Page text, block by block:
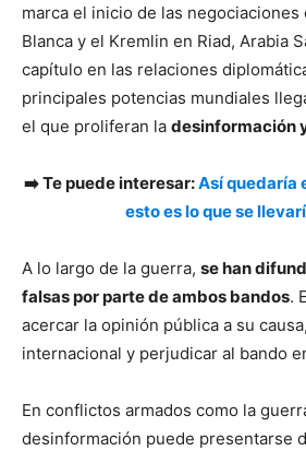
marca el inicio de las negociaciones
Blanca y el Kremlin en Riad, Arabia
capítulo en las relaciones
principales potencias mundiales
el que proliferan la desinformación
➡️ Te puede interesar:Así quedaría
esto es lo que se
A lo largo de la guerra, se han
falsas por parte de ambos bandos.
acercar la opinión pública a su
internacional y perjudicar al bando
En conflictos armados como la
desinformación puede presentarse